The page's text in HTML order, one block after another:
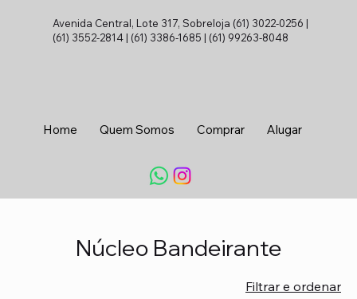
Avenida Central, Lote 317, Sobreloja (61) 3022-0256 |
(61) 3552-2814 | (61) 3386-1685 | (61) 99263-8048
Home Quem Somos Comprar Alugar
Núcleo Bandeirante
Filtrar e ordenar